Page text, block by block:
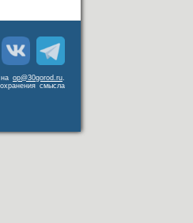
op@30gorod.ru.
смысла